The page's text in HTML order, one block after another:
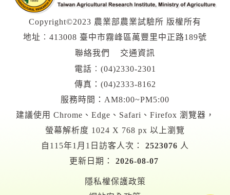
Copyright©2023 農業部農業試驗所 版權所有
地址︰413008 臺中市霧峰區萬豐里中正路189號
聯絡我們
交通資訊
電話︰ (04)2330-2301
傳真：(04)2333-8162
服務時間：AM8:00~PM5:00
建議使用 Chrome、Edge、Safari、Firefox 瀏覽器，
螢幕解析度 1024 X 768 px 以上瀏覽
自115年1月1日訪客人次：
2523076 人
更新日期：
2026-08-07
隱私權保護政策